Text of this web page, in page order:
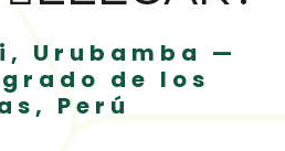
Urubamba —
de los
Perú